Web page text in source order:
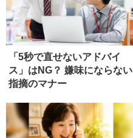
「5秒で直せないアドバイ
ス」はNG？ 嫌味にならない
指摘のマナー